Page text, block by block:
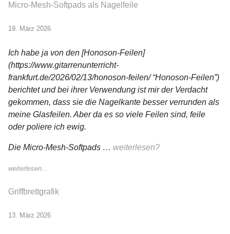
Micro-Mesh-Softpads als Nagelfeile
19. März 2026
Ich habe ja von den [Honoson-Feilen]
(https://www.gitarrenunterricht-
frankfurt.de/2026/02/13/honoson-feilen/ “Honoson-Feilen”)
berichtet und bei ihrer Verwendung ist mir der Verdacht
gekommen, dass sie die Nagelkante besser verrunden als
meine Glasfeilen. Aber da es so viele Feilen sind, feile
oder poliere ich ewig.
Die Micro-Mesh-Softpads … weiterlesen?
weiterlesen...
Griffbrettgrafik
13. März 2026